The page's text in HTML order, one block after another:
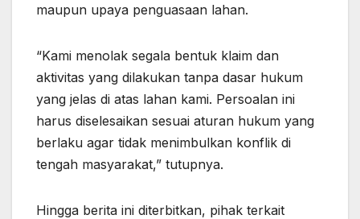
maupun upaya penguasaan lahan.
“Kami menolak segala bentuk klaim dan
aktivitas yang dilakukan tanpa dasar hukum
yang jelas di atas lahan kami. Persoalan ini
harus diselesaikan sesuai aturan hukum yang
berlaku agar tidak menimbulkan konflik di
tengah masyarakat,” tutupnya.
Hingga berita ini diterbitkan, pihak terkait